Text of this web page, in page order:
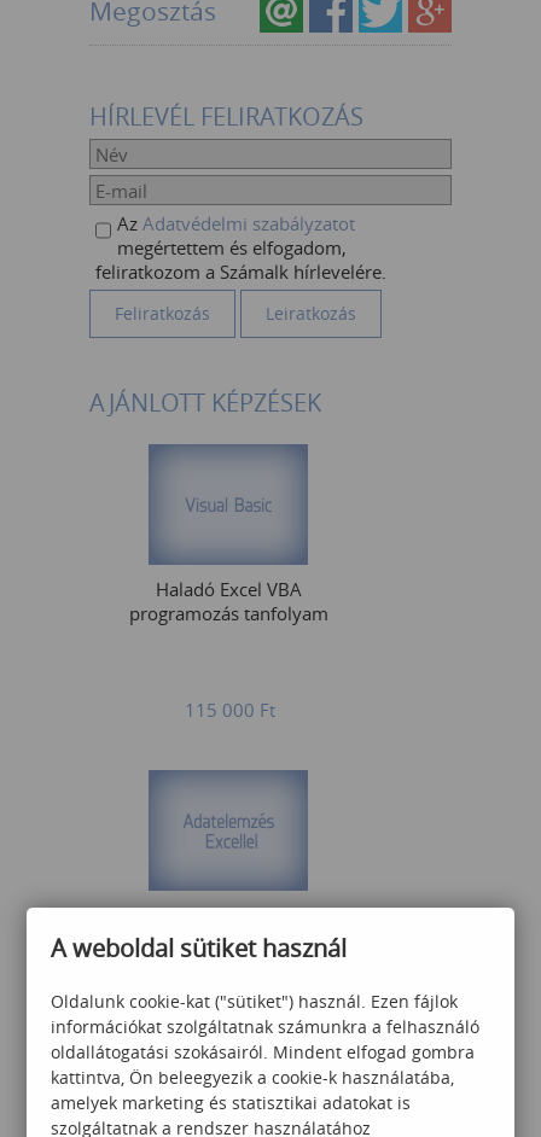
Megosztás
HÍRLEVÉL FELIRATKOZÁS
Az Adatvédelmi szabályzatot
megértettem és elfogadom,
feliratkozom a Számalk hírlevelére.
AJÁNLOTT KÉPZÉSEK
Haladó Excel VBA
programozás tanfolyam
115 000 Ft
Adatelemzés haladó
90 000Ft
A weboldal sütiket használ
Oldalunk cookie-kat ("sütiket") használ. Ezen fájlok
információkat szolgáltatnak számunkra a felhasználó
oldallátogatási szokásairól. Mindent elfogad gombra
kattintva, Ön beleegyezik a cookie-k használatába,
amelyek marketing és statisztikai adatokat is
szolgáltatnak a rendszer használatához